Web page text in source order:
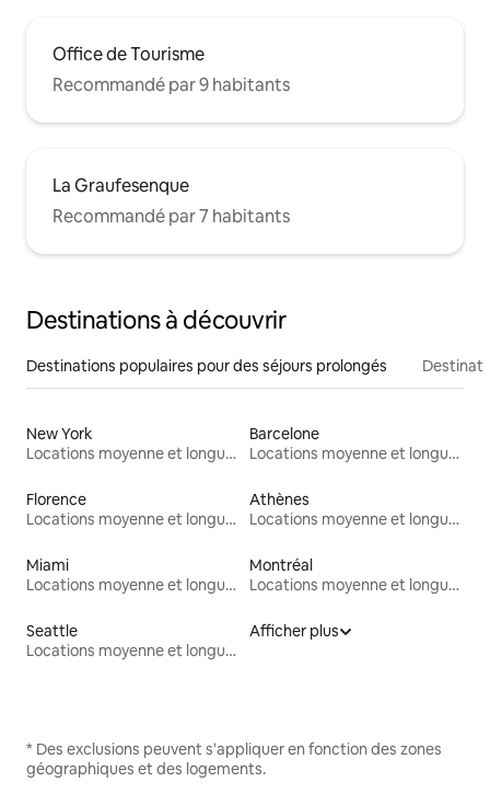
Office de Tourisme
Recommandé par 9 habitants
La Graufesenque
Recommandé par 7 habitants
Destinations à découvrir
Destinations populaires pour des séjours prolongés
New York
Locations moyenne et longue durée
Barcelone
Locations moyenne et longue durée
Florence
Locations moyenne et longue durée
Athènes
Locations moyenne et longue durée
Miami
Locations moyenne et longue durée
Montréal
Locations moyenne et longue durée
Seattle
Locations moyenne et longue durée
Afficher plus
* Des exclusions peuvent s'appliquer en fonction des zones
géographiques et des logements.